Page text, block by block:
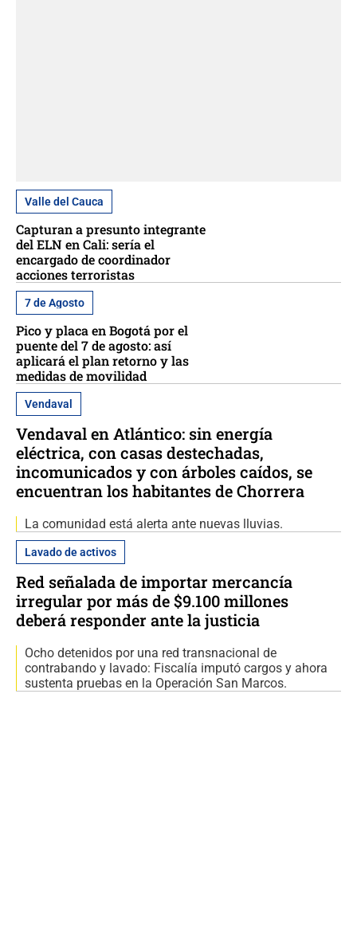
Valle del Cauca
Capturan a presunto integrante
del ELN en Cali: sería el
encargado de coordinador
acciones terroristas
7 de Agosto
Pico y placa en Bogotá por el
puente del 7 de agosto: así
aplicará el plan retorno y las
medidas de movilidad
Vendaval
Vendaval en Atlántico: sin energía
eléctrica, con casas destechadas,
incomunicados y con árboles caídos, se
encuentran los habitantes de Chorrera
La comunidad está alerta ante nuevas lluvias.
Lavado de activos
Red señalada de importar mercancía
irregular por más de $9.100 millones
deberá responder ante la justicia
Ocho detenidos por una red transnacional de
contrabando y lavado: Fiscalía imputó cargos y ahora
sustenta pruebas en la Operación San Marcos.